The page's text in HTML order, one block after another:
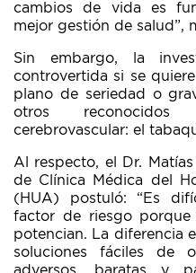
cambios de vida es
mejor gestión de salud”,
Sin embargo, la
controvertida si se
plano de seriedad o
otros
cerebrovascular: el
Al respecto, el Dr.
de Clínica Médica del
(HUA) postuló: “Es
factor de riesgo
potencian. La diferencia
soluciones fáciles de